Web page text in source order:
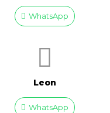
WhatsApp
Leon
WhatsApp